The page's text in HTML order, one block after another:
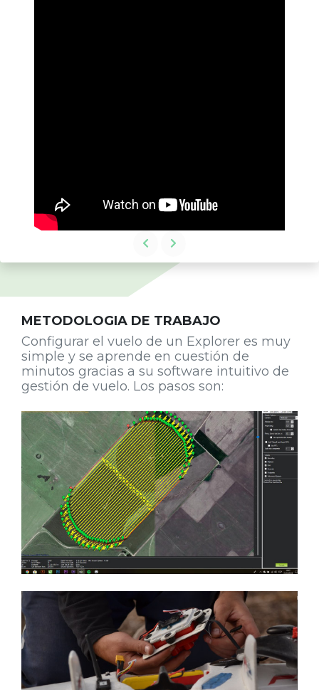
METODOLOGIA DE TRABAJO
Configurar el vuelo de un Explorer es muy
simple y se aprende en cuestión de
minutos gracias a su software intuitivo de
gestión de vuelo. Los pasos son: